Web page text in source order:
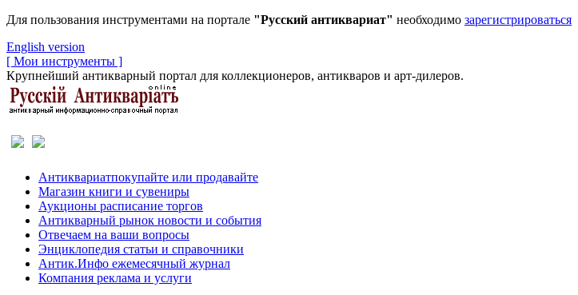
Для пользования инструментами на портале "Русский антиквариат" необходимо зарегистрироваться
English version
[ Мои инструменты ]
Крупнейший антикварный портал для коллекционеров, антикваров и арт-дилеров.
Антиквариатпокупайте или продавайте
Магазин книги и сувениры
Аукционы расписание торгов
Антикварный рынок новости и события
Отвечаем на ваши вопросы
Энциклопедия статьи и справочники
Антик.Инфо ежемесячный журнал
Компания реклама и услуги